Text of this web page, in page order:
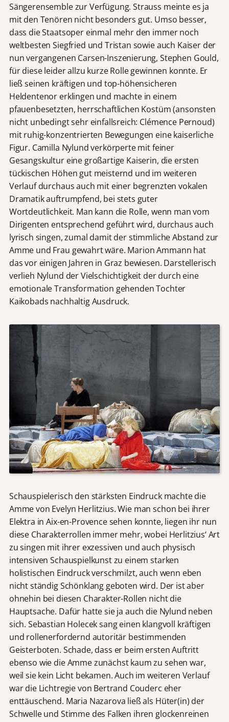
Sängerensemble zur Verfügung. Strauss meinte es ja
mit den Tenören nicht besonders gut. Umso besser,
dass die Staatsoper einmal mehr den immer noch
weltbesten Siegfried und Tristan sowie auch Kaiser der
nun vergangenen Carsen-Inszenierung, Stephen Gould,
für diese leider allzu kurze Rolle gewinnen konnte. Er
ließ seinen kräftigen und top-höhensicheren
Heldentenor erklingen und machte in einem
pfauenbesetzten, herrschaftlichen Kostüm (ansonsten
nicht unbedingt sehr einfallsreich: Clémence Pernoud)
mit ruhig-konzentrierten Bewegungen eine kaiserliche
Figur. Camilla Nylund verkörperte mit feiner
Gesangskultur eine großartige Kaiserin, die ersten
tückischen Höhen gut meisternd und im weiteren
Verlauf durchaus auch mit einer begrenzten vokalen
Dramatik auftrumpfend, bei stets guter
Wortdeutlichkeit. Man kann die Rolle, wenn man vom
Dirigenten entsprechend geführt wird, durchaus auch
lyrisch singen, zumal damit der stimmliche Abstand zur
Amme und Frau gewahrt wäre. Marion Ammann hat
das vor einigen Jahren in Graz bewiesen. Darstellerisch
verlieh Nylund der Vielschichtigkeit der durch eine
emotionale Transformation gehenden Tochter
Kaikobads nachhaltig Ausdruck.
Schauspielerisch den stärksten Eindruck machte die
Amme von Evelyn Herlitzius. Wie man schon bei ihrer
Elektra in Aix-en-Provence sehen konnte, liegen ihr nun
diese Charakterrollen immer mehr, wobei Herlitzius‘ Art
zu singen mit ihrer exzessiven und auch physisch
intensiven Schauspielkunst zu einem starken
holistischen Eindruck verschmilzt, auch wenn eben
nicht ständig Schönklang geboten wird. Der ist aber
ohnehin bei diesen Charakter-Rollen nicht die
Hauptsache. Dafür hatte sie ja auch die Nylund neben
sich. Sebastian Holecek sang einen klangvoll kräftigen
und rollenerfordernd autoritär bestimmenden
Geisterboten. Schade, dass er beim ersten Auftritt
ebenso wie die Amme zunächst kaum zu sehen war,
weil sie kein Licht bekamen. Auch im weiteren Verlauf
war die Lichtregie von Bertrand Couderc eher
enttäuschend. Maria Nazarova ließ als Hüter(in) der
Schwelle und Stimme des Falken ihren glockenreinen